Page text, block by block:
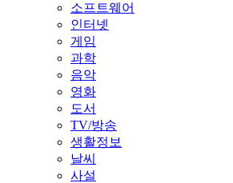
소프트웨어
인터넷
게임
과학
음악
영화
도서
TV/방송
생활정보
날씨
사설